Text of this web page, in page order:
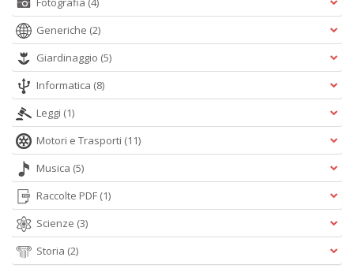
Generiche (2)
Giardinaggio (5)
Informatica (8)
Leggi (1)
Motori e Trasporti (11)
Musica (5)
Raccolte PDF (1)
Scienze (3)
Storia (2)